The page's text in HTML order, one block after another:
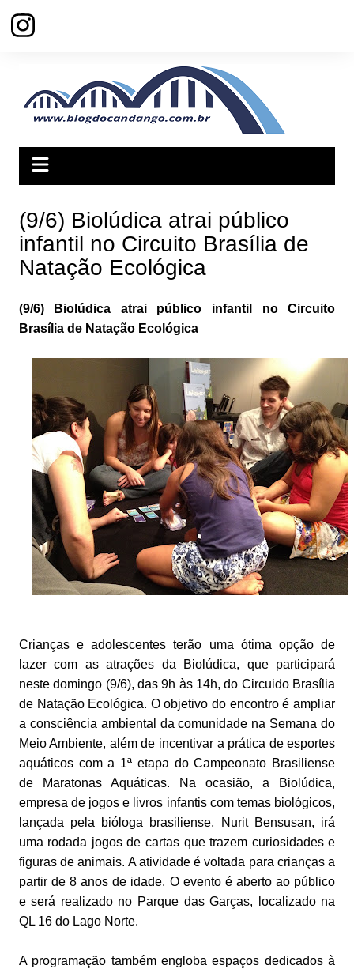
para
(9/6) Biolúdica atrai público
infantil no Circuito Brasília de
Natação Ecológica
(9/6) Biolúdica atrai público infantil no Circuito
Brasília de Natação Ecológica
Crianças e adolescentes terão uma ótima opção de
lazer com as atrações da Biolúdica, que participará
neste domingo (9/6), das 9h às 14h, do Circuido Brasília
de Natação Ecológica. O objetivo do encontro é ampliar
a consciência ambiental da comunidade na Semana do
Meio Ambiente, além de incentivar a prática de esportes
aquáticos com a 1ª etapa do Campeonato Brasiliense
de Maratonas Aquáticas. Na ocasião, a Biolúdica,
empresa de jogos e livros infantis com temas biológicos,
lançada pela bióloga brasiliense, Nurit Bensusan, irá
uma rodada jogos de cartas que trazem curiosidades e
figuras de animais. A atividade é voltada para crianças a
partir de 8 anos de idade. O evento é aberto ao público
e será realizado no Parque das Garças, localizado na
QL 16 do Lago Norte.
A programação também engloba espaços dedicados à